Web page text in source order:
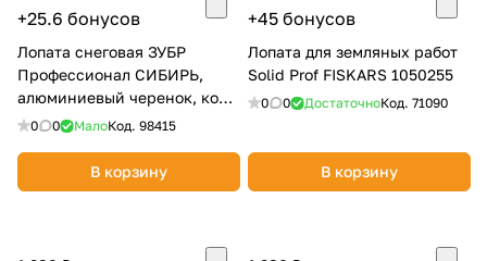
+25.6 бонусов
Лопата снеговая ЗУБР
Профессионал СИБИРЬ,
алюминиевый черенок, ковш
500 мм 39925
0 0 МалоКод. 98415
В корзину
+45 бонусов
Лопата для земляных работ
Solid Prof FISKARS 1050255
0 0 ДостаточноКод. 71090
В корзину
75 % будут
списываться
с вашей карты
по25%каждые 2 недели
Подробнее
об оплате Плайтом